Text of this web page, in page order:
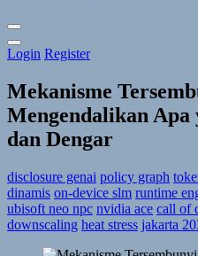
Toggle
Theme
Login Register
Mekanisme
Mengendalikan Apa
dan Dengar
disclosure genai policy graph
dinamis on-device slm runtime
ubisoft neo npc nvidia ace call of
downscaling heat stress jakarta